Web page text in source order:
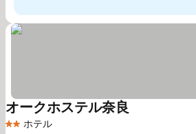
2 ホテルのランク
ホテル
オークホステル奈良